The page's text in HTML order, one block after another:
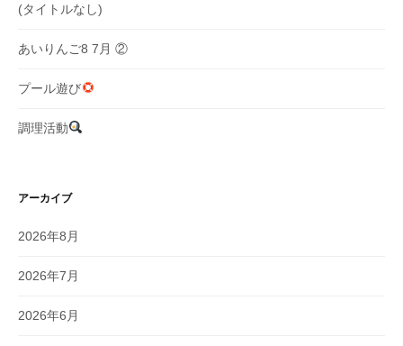
(タイトルなし)
あいりんご8 7月 ②
プール遊び
調理活動
アーカイブ
2026年8月
2026年7月
2026年6月